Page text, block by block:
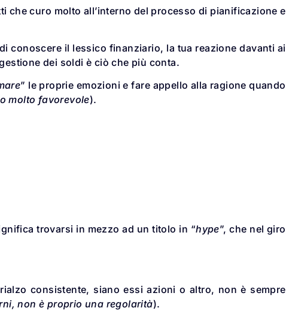
che curo molto all’interno del processo di pianificazione e
conoscere il lessico finanziario, la tua reazione davanti ai
dei soldi è ciò che più conta.
” le proprie emozioni e fare appello alla ragione quando
o molto favorevole).
trovarsi in mezzo ad un titolo in “hype”, che nel giro
consistente, siano essi azioni o altro, non è sempre
non è proprio una regolarità).